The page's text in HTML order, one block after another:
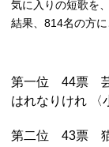
気に入りの短歌を
結果、814名の方に
第一位 44票 芸
はれなりけれ 〈
第二位 43票 猫